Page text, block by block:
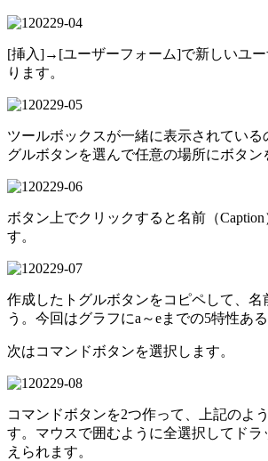
[挿入]→[ユーザーフォーム]で新しいユ
ります。
ツールボックスが一緒に表示されている
グルボタンを選んで任意の場所にボタン
ボタン上でクリックすると名前（Caption
す。
作成したトグルボタンをコピペして、名
う。今回はグラフにa～eまでの5特性あ
次はコマンドボタンを選択します。
コマンドボタンを2つ作って、上記のよ
す。マウスで囲むように全選択してドラ
えられます。